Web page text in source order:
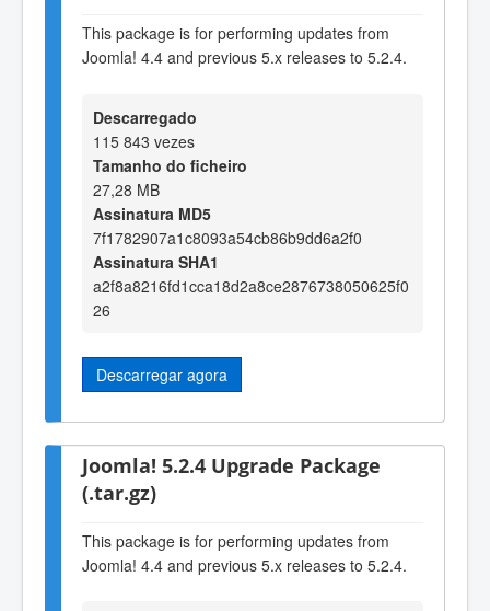
This package is for performing updates from
Joomla! 4.4 and previous 5.x releases to 5.2.4.
Descarregado
115 843 vezes
Tamanho do ficheiro
27,28 MB
Assinatura MD5
7f1782907a1c8093a54cb86b9dd6a2f0
Assinatura SHA1
a2f8a8216fd1cca18d2a8ce2876738050625f0
26
Descarregar agora
Joomla! 5.2.4 Upgrade Package
(.tar.gz)
This package is for performing updates from
Joomla! 4.4 and previous 5.x releases to 5.2.4.